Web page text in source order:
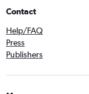
Contact
Help/FAQ
Press
Publishers